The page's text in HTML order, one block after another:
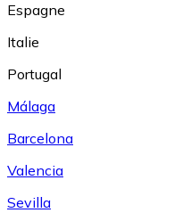
Espagne
Italie
Portugal
Málaga
Barcelona
Valencia
Sevilla